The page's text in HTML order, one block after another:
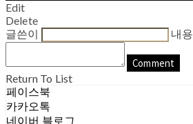
Edit
Delete
글쓴이
내용
Comment
Return To List
페이스북
카카오톡
네이버 블로그